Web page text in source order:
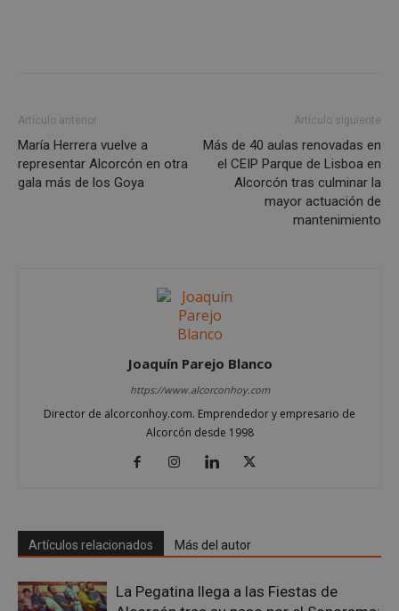
Artículo anterior
María Herrera vuelve a
representar Alcorcón en otra
gala más de los Goya
Artículo siguiente
Más de 40 aulas renovadas en
el CEIP Parque de Lisboa en
Alcorcón tras culminar la
mayor actuación de
mantenimiento
Joaquín Parejo Blanco
https://www.alcorconhoy.com
Director de alcorconhoy.com. Emprendedor y empresario de
Alcorcón desde 1998
Artículos relacionados Más del autor
La Pegatina llega a las Fiestas de
.spotify.com
23 horas 59
minutos
VISITOR_PRIVACY_METADATA
.youtube.com